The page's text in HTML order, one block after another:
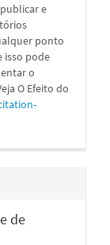
e
ponto
isso pode
o
O Efeito do
de